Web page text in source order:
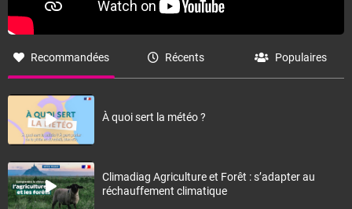
Recommandées Récents Populaires
À quoi sert la météo ?
Climadiag Agriculture et Forêt : s’adapter au
réchauffement climatique